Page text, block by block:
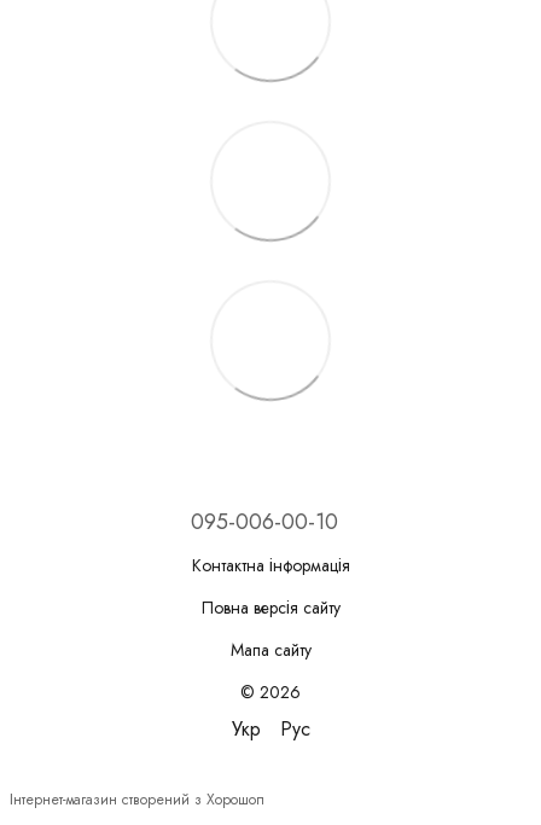
095-006-00-10
Контактна інформація
Повна версія сайту
Мапа сайту
© 2026
Укр Рус
Інтернет-магазин створений з Хорошоп